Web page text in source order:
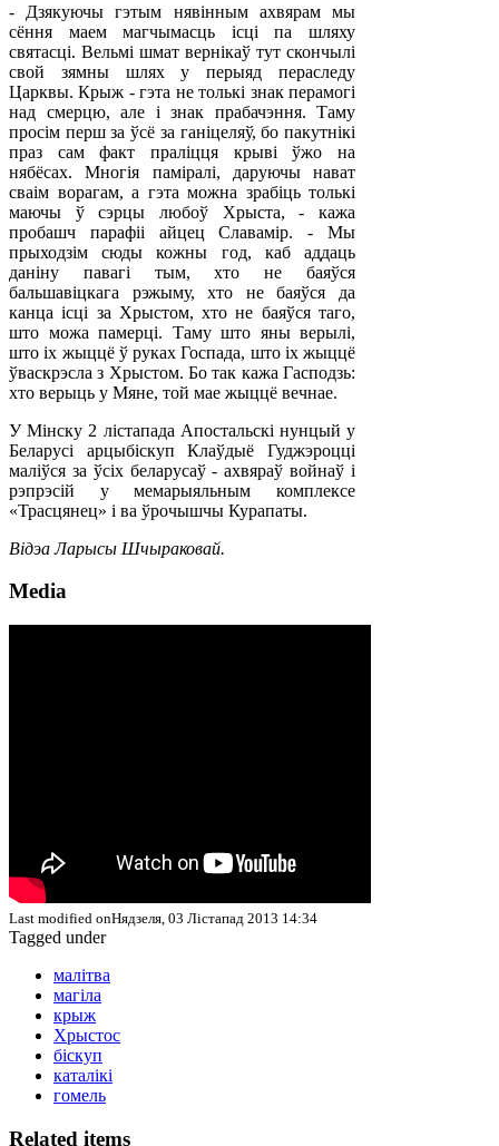
- Дзякуючы гэтым нявінным ахвярам мы
сёння маем магчымасць ісці па шляху
святасці. Вельмі шмат вернікаў тут скончылі
свой зямны шлях у перыяд пераследу
Царквы. Крыж - гэта не толькі знак перамогі
над смерцю, але і знак прабачэння. Таму
просім перш за ўсё за ганіцеляў, бо пакутнікі
праз сам факт праліцця крыві ўжо на
нябёсах. Многія паміралі, даруючы нават
сваім ворагам, а гэта можна зрабіць толькі
маючы ў сэрцы любоў Хрыста, - кажа
пробашч парафіі айцец Славамір. - Мы
прыходзім сюды кожны год, каб аддаць
даніну павагі тым, хто не баяўся
бальшавіцкага рэжыму, хто не баяўся да
канца ісці за Хрыстом, хто не баяўся таго,
што можа памерці. Таму што яны верылі,
што іх жыццё ў руках Госпада, што іх жыццё
ўваскрэсла з Хрыстом. Бо так кажа Гасподзь:
хто верыць у Мяне, той мае жыццё вечнае.
У Мінску 2 лістапада Апостальскі нунцый у
Беларусі арцыбіскуп Клаўдыё Гуджэроцці
маліўся за ўсіх беларусаў - ахвяраў войнаў і
рэпрэсій у мемарыяльным комплексе
«Трасцянец» і ва ўрочышчы Курапаты.
Відэа Ларысы Шчыраковай.
Media
Last modified onНядзеля, 03 Лістапад 2013 14:34
Tagged under
малітва
магіла
крыж
Хрыстос
біскуп
каталікі
гомель
Related items